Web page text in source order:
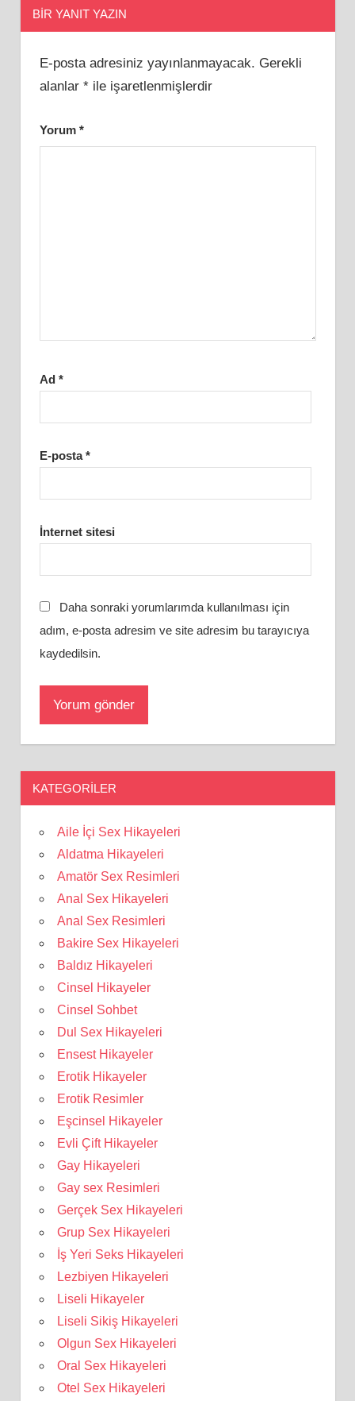
BIR YANIT YAZIN
E-posta adresiniz yayınlanmayacak. Gerekli
alanlar *ile işaretlenmişlerdir
Yorum *
Ad *
E-posta*
İnternet sitesi
Daha sonraki yorumlarımda kullanılması için
adım, e-posta adresim ve site adresim bu tarayıcıya
kaydedilsin.
KATEGORILER
Aile İçi Sex Hikayeleri
Aldatma Hikayeleri
Amatör Sex Resimleri
Anal Sex Hikayeleri
Anal Sex Resimleri
Bakire Sex Hikayeleri
Baldız Hikayeleri
Cinsel Hikayeler
Cinsel Sohbet
Dul Sex Hikayeleri
Ensest Hikayeler
Erotik Hikayeler
Erotik Resimler
Eşcinsel Hikayeler
Evli Çift Hikayeler
Gay Hikayeleri
Gay sex Resimleri
Gerçek Sex Hikayeleri
Grup Sex Hikayeleri
İş Yeri Seks Hikayeleri
Lezbiyen Hikayeleri
Liseli Hikayeler
Liseli Sikiş Hikayeleri
Olgun Sex Hikayeleri
Oral Sex Hikayeleri
Otel Sex Hikayeleri